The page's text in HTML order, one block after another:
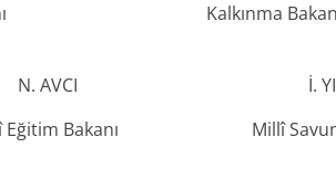
Kalkınma
İ.
Millî Savunma